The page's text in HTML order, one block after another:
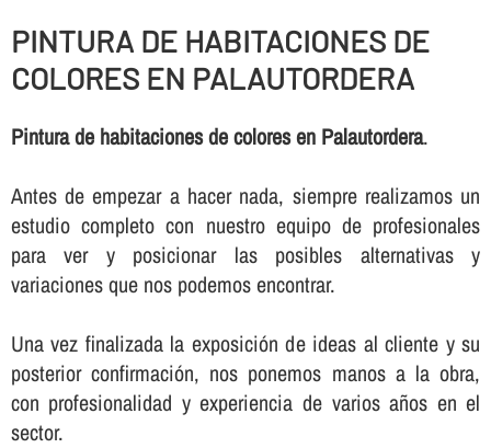
PINTURA DE HABITACIONES DE
COLORES EN PALAUTORDERA
Pintura de habitaciones de colores en Palautordera.
Antes de empezar a hacer nada, siempre realizamos un
estudio completo con nuestro equipo de profesionales
para ver y posicionar las posibles alternativas y
variaciones que nos podemos encontrar.
Una vez finalizada la exposición de ideas al cliente y su
posterior confirmación, nos ponemos manos a la obra,
con profesionalidad y experiencia de varios años en el
sector.